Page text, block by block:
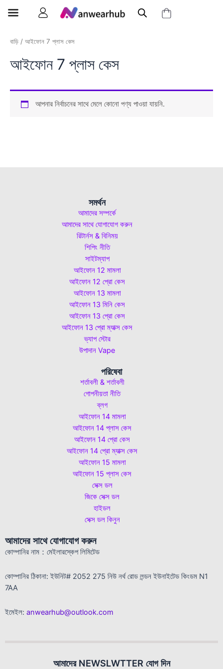
বাড়ি / আইফোন 7 প্লাস কেস
আইফোন 7 প্লাস কেস
আপনার নির্বাচনের সাথে মেলে কোনো পণ্য পাওয়া যায়নি.
সমর্থন
আমাদের সম্পর্কে
আমাদের সাথে যোগাযোগ করুন
রিটার্নস & বিনিময়
শিপিং নীতি
সাইটম্যাপ
আইফোন 12 মামলা
আইফোন 12 প্রো কেস
আইফোন 13 মামলা
আইফোন 13 মিনি কেস
আইফোন 13 প্রো কেস
আইফোন 13 প্রো ম্যাক্স কেস
ভ্যাপ স্টোর
উপাদান Vape
পরিষেবা
শর্তাবলী & শর্তাবলী
গোপনীয়তা নীতি
ব্লগ
আইফোন 14 মামলা
আইফোন 14 প্লাস কেস
আইফোন 14 প্রো কেস
আইফোন 14 প্রো ম্যাক্স কেস
আইফোন 15 মামলা
আইফোন 15 প্লাস কেস
সেক্স ডল
জিকে সেক্স ডল
হাইডল
সেক্স ডল কিনুন
আমাদের সাথে যোগাযোগ করুন
কোম্পানির নাম：মেইলারস্কেপ লিমিটেড
কোম্পানির ঠিকানা: ইউনিট# 2052 275 নিউ নর্থ রোড লন্ডন ইউনাইটেড কিংডম N1
7AA
ইমেইল: anwearhub@outlook.com
আমাদের NEWSLWTTER যোগ দিন